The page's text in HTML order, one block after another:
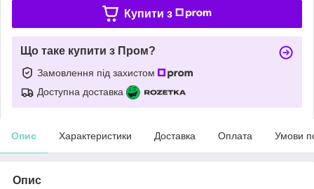
Купити з
Що таке купити з Пром?
Замовлення під захистом
Доступна доставка
Опис Характеристики Доставка Оплата Умови
Опис